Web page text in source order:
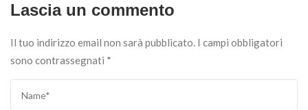
Lascia un commento
Il tuo indirizzo email non sarà pubblicato. I campi obbligatori
sono contrassegnati *